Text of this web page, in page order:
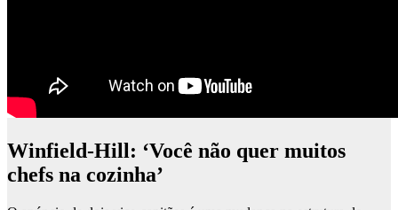
Winfield-Hill: ‘Você não quer muitos
chefs na cozinha’